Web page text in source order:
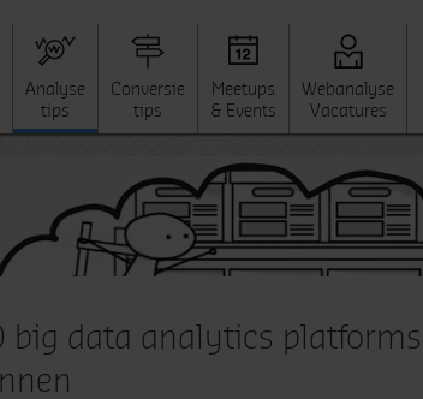
Analyse
tips
Conversie
tips
Meetups
& Events
Webanalyse
Vacatures
big data analytics